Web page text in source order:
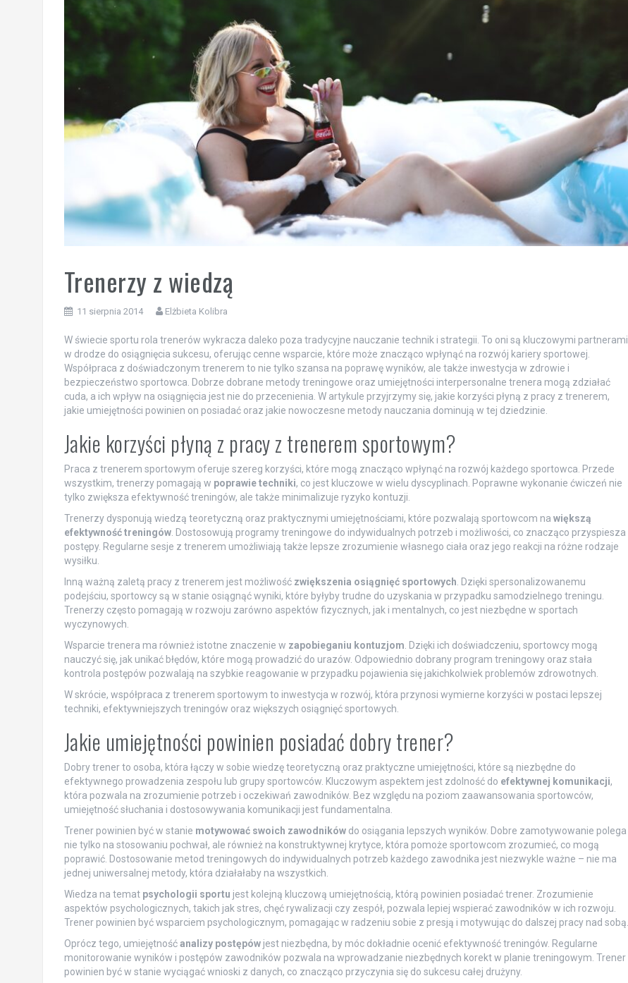
Trenerzy z wiedzą
11 sierpnia 2014 Elżbieta Kolibra
W świecie sportu rola trenerów wykracza daleko poza tradycyjne nauczanie technik i strategii. To oni są kluczowymi partnerami
w drodze do osiągnięcia sukcesu, oferując cenne wsparcie, które może znacząco wpłynąć na rozwój kariery sportowej.
Współpraca z doświadczonym trenerem to nie tylko szansa na poprawę wyników, ale także inwestycja w zdrowie i
bezpieczeństwo sportowca. Dobrze dobrane metody treningowe oraz umiejętności interpersonalne trenera mogą zdziałać
cuda, a ich wpływ na osiągnięcia jest nie do przecenienia. W artykule przyjrzymy się, jakie korzyści płyną z pracy z trenerem,
jakie umiejętności powinien on posiadać oraz jakie nowoczesne metody nauczania dominują w tej dziedzinie.
Jakie korzyści płyną z pracy z trenerem sportowym?
Praca z trenerem sportowym oferuje szereg korzyści, które mogą znacząco wpłynąć na rozwój każdego sportowca. Przede
wszystkim, trenerzy pomagają w poprawie techniki, co jest kluczowe w wielu dyscyplinach. Poprawne wykonanie ćwiczeń nie
tylko zwiększa efektywność treningów, ale także minimalizuje ryzyko kontuzji.
Trenerzy dysponują wiedzą teoretyczną oraz praktycznymi umiejętnościami, które pozwalają sportowcom na większą
efektywność treningów. Dostosowują programy treningowe do indywidualnych potrzeb i możliwości, co znacząco przyspiesza
postępy. Regularne sesje z trenerem umożliwiają także lepsze zrozumienie własnego ciała oraz jego reakcji na różne rodzaje
wysiłku.
Inną ważną zaletą pracy z trenerem jest możliwość zwiększenia osiągnięć sportowych . Dzięki spersonalizowanemu
podejściu, sportowcy są w stanie osiągnąć wyniki, które byłyby trudne do uzyskania w przypadku samodzielnego treningu.
Trenerzy często pomagają w rozwoju zarówno aspektów fizycznych, jak i mentalnych, co jest niezbędne w sportach
wyczynowych.
Wsparcie trenera ma również istotne znaczenie w zapobieganiu kontuzjom . Dzięki ich doświadczeniu, sportowcy mogą
nauczyć się, jak unikać błędów, które mogą prowadzić do urazów. Odpowiednio dobrany program treningowy oraz stała
kontrola postępów pozwalają na szybkie reagowanie w przypadku pojawienia się jakichkolwiek problemów zdrowotnych.
W skrócie, współpraca z trenerem sportowym to inwestycja w rozwój, która przynosi wymierne korzyści w postaci lepszej
techniki, efektywniejszych treningów oraz większych osiągnięć sportowych.
Jakie umiejętności powinien posiadać dobry trener?
Dobry trener to osoba, która łączy w sobie wiedzę teoretyczną oraz praktyczne umiejętności, które są niezbędne do
efektywnego prowadzenia zespołu lub grupy sportowców. Kluczowym aspektem jest zdolność do efektywnej komunikacji,
która pozwala na zrozumienie potrzeb i oczekiwań zawodników. Bez względu na poziom zaawansowania sportowców,
umiejętność słuchania i dostosowywania komunikacji jest fundamentalna.
Trener powinien być w stanie motywować swoich zawodnikówdo osiągania lepszych wyników. Dobre zamotywowanie polega
nie tylko na stosowaniu pochwał, ale również na konstruktywnej krytyce, która pomoże sportowcom zrozumieć, co mogą
poprawić. Dostosowanie metod treningowych do indywidualnych potrzeb każdego zawodnika jest niezwykle ważne – nie ma
jednej uniwersalnej metody, która działałaby na wszystkich.
Wiedza na temat psychologii sportu jest kolejną kluczową umiejętnością, którą powinien posiadać trener. Zrozumienie
aspektów psychologicznych, takich jak stres, chęć rywalizacji czy zespół, pozwala lepiej wspierać zawodników w ich rozwoju.
Trener powinien być wsparciem psychologicznym, pomagając w radzeniu sobie z presją i motywując do dalszej pracy nad sobą.
Oprócz tego, umiejętnośćanalizy postępówjest niezbędna, by móc dokładnie ocenić efektywność treningów. Regularne
monitorowanie wyników i postępów zawodników pozwala na wprowadzanie niezbędnych korekt w planie treningowym. Trener
powinien być w stanie wyciągać wnioski z danych, co znacząco przyczynia się do sukcesu całej drużyny.